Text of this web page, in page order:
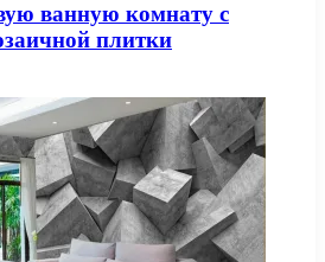
ванную комнату с
плитки